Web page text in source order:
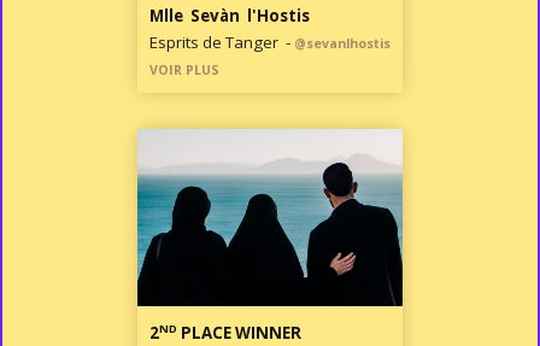
Mlle Sevàn l'Hostis
Esprits de Tanger - @sevanlhostis
VOIR PLUS
2ND PLACE WINNER